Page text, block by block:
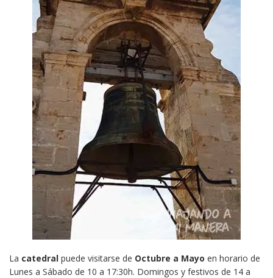
La catedral puede visitarse de Octubre a Mayo en horario de
Lunes a Sábado de 10 a 17:30h. Domingos y festivos de 14 a